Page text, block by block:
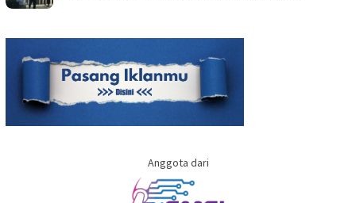
Anggota dari